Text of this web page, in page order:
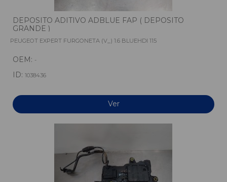
DEPOSITO ADITIVO ADBLUE FAP ( DEPOSITO
GRANDE )
PEUGEOT EXPERT FURGONETA (V_) 1.6 BLUEHDI 115
OEM: -
ID: 1038436
Ver